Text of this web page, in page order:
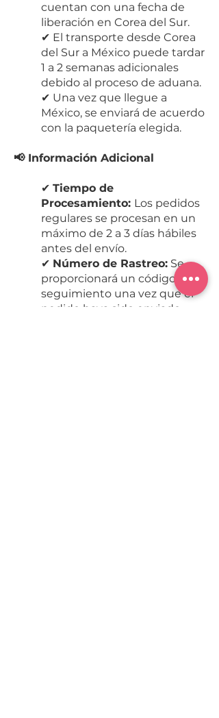
cuentan con una fecha de
liberación en Corea del Sur.
✔ El transporte desde Corea
del Sur a México puede tardar
1 a 2 semanas adicionales
debido al proceso de aduana.
✔ Una vez que llegue a
México, se enviará de acuerdo
con la paquetería elegida.
📢 Información Adicional
✔ Tiempo de
Procesamiento: Los pedidos
regulares se procesan en un
máximo de 2 a 3 días hábiles
antes del envío.
✔ Número de Rastreo: Se
proporcionará un código de
seguimiento una vez que el
pedido haya sido enviado.